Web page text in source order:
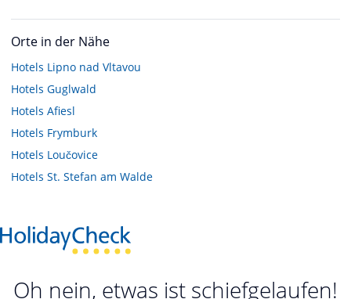
Orte in der Nähe
Hotels Lipno nad Vltavou
Hotels Guglwald
Hotels Afiesl
Hotels Frymburk
Hotels Loučovice
Hotels St. Stefan am Walde
Oh nein, etwas ist schiefgelaufen!